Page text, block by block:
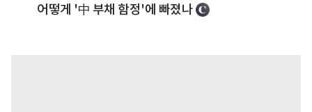
어떻게 '中 부채 함정'에 빠졌나